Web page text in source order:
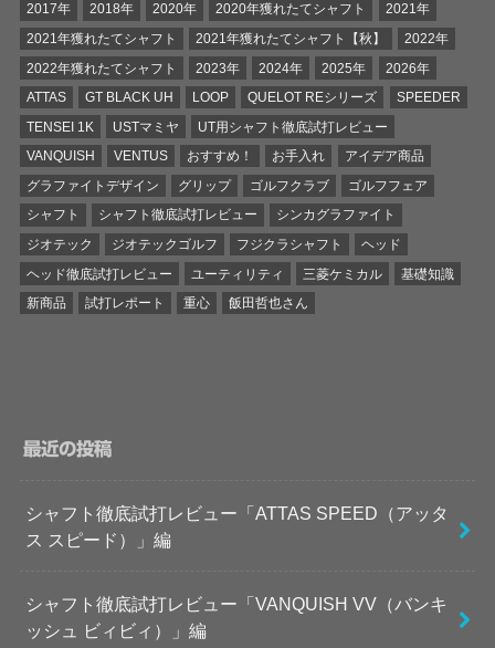
2017年 2018年 2020年 2020年獲れたてシャフト
2021年
2021年獲れたてシャフト
2021年獲れたてシャフト【秋】
2022年
2022年獲れたてシャフト
2023年 2024年 2025年
2026年
ATTAS
GT BLACK UH LOOP QUELOT REシリーズ
SPEEDER
TENSEI 1K
USTマミヤ
UT用シャフト徹底試打レビュー
VANQUISH
VENTUS おすすめ！ お手入れ
アイデア商品
グラファイトデザイン
グリップ ゴルフクラブ
ゴルフフェア
シャフト
シャフト徹底試打レビュー
シンカグラファイト
ジオテック
ジオテックゴルフ フジクラシャフト
ヘッド
ヘッド徹底試打レビュー
ユーティリティ 三菱ケミカル
基礎知識
新商品
試打レポート 重心 飯田哲也さん
最近の投稿
シャフト徹底試打レビュー「ATTAS SPEED（アッタ
ス スピード）」編
シャフト徹底試打レビュー「VANQUISH VV（バンキ
ッシュ ビィビィ）」編